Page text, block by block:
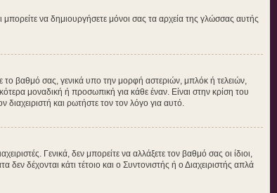
μπορείτε να δημιουργήσετε μόνοι σας τα αρχεία της γλώσσας αυτής
το βαθμό σας, γενικά υπο την μορφή αστεριών, μπλόκ ή τελειών,
μοναδική ή προσωπική για κάθε έναν. Είναι στην κρίση του
διαχειριστή και ρωτήστε τον τον λόγο για αυτό.
Γενικά, δεν μπορείτε να αλλάξετε τον βαθμό σας οι ίδιοι,
δέχονται κάτι τέτοιο και ο Συντονιστής ή ο Διαχειριστής απλά